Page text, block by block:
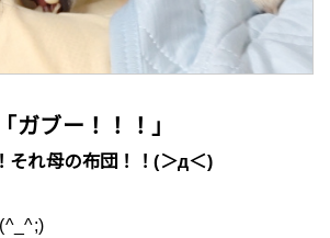
「ガブー！！！」
それ母の布団！！(＞д＜)